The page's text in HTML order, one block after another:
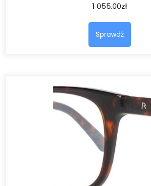
1 055.00zł
Sprawdź